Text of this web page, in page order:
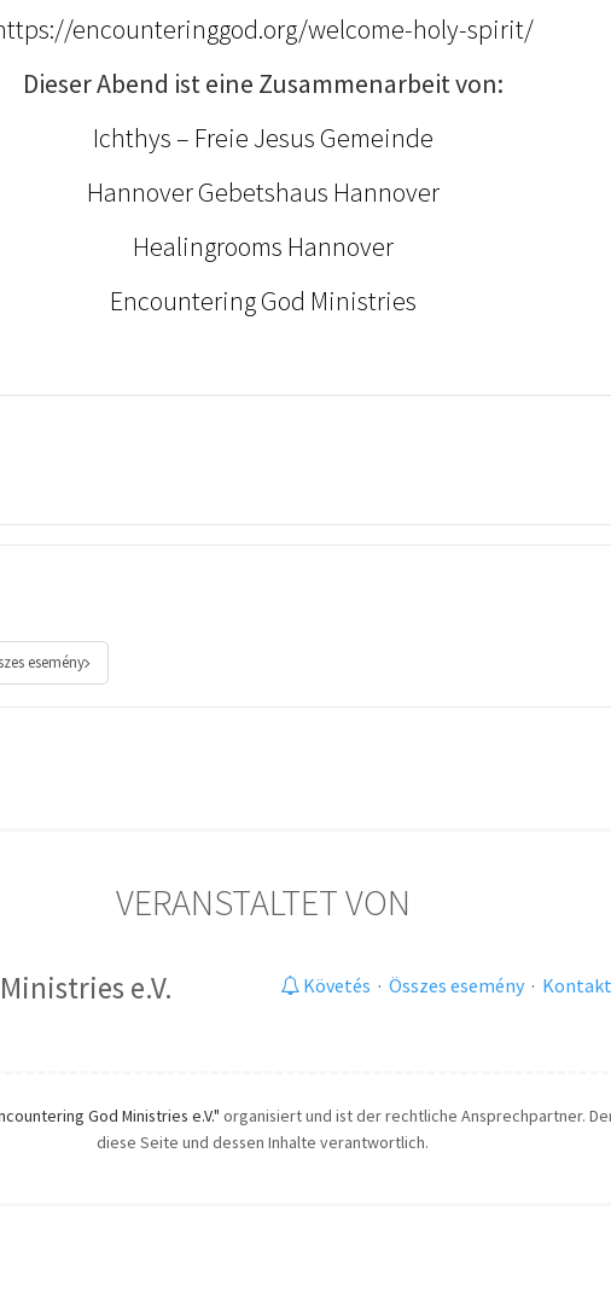
encounteringgod.org/welcome-holy-spirit/
Dieser Abend ist eine Zusammenarbeit von:
Ichthys – Freie Jesus Gemeinde
Hannover Gebetshaus Hannover
Healingrooms Hannover
Encountering God Ministries
esemény
VERANSTALTET VON
e.V. Követés · Összes esemény·
God Ministries e.V." organisiert und ist der rechtliche Ansprechpartner.
diese Seite und dessen Inhalte verantwortlich.